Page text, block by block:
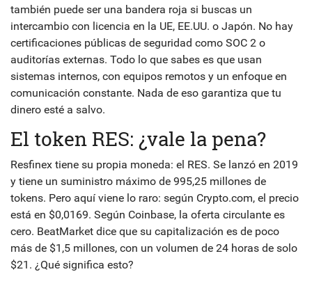
también puede ser una bandera roja si buscas un
intercambio con licencia en la UE, EE.UU. o Japón. No hay
certificaciones públicas de seguridad como SOC 2 o
auditorías externas. Todo lo que sabes es que usan
sistemas internos, con equipos remotos y un enfoque en
comunicación constante. Nada de eso garantiza que tu
dinero esté a salvo.
El token RES: ¿vale la pena?
Resfinex tiene su propia moneda: el RES. Se lanzó en 2019
y tiene un suministro máximo de 995,25 millones de
tokens. Pero aquí viene lo raro: según Crypto.com, el precio
está en $0,0169. Según Coinbase, la oferta circulante es
cero. BeatMarket dice que su capitalización es de poco
más de $1,5 millones, con un volumen de 24 horas de solo
$21. ¿Qué significa esto?